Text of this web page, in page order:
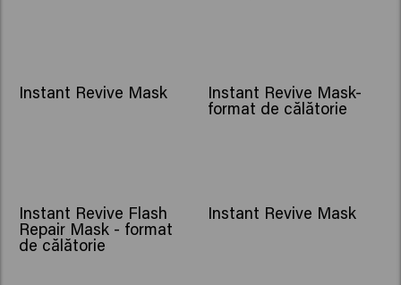
NOU
Instant Revive Mask NOU
Instant Revive Mask-
format de călătorie
Instant Revive Flash
Repair Mask - format
de călătorie
Instant Revive Mask